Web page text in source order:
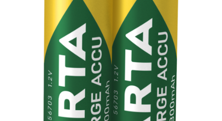
Panouri fotovoltaice si accesorii
Panouri fotovoltaice
Sisteme prindere panouri
fotovoltaice
Invertoare Hibrid
Invertoare On-grid